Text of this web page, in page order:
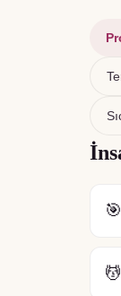
🎯
💆